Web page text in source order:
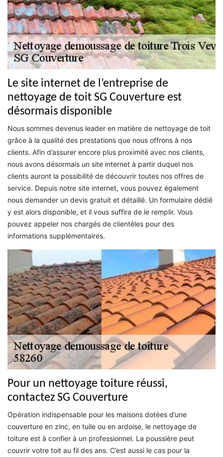
Le site internet de l’entreprise de
nettoyage de toit SG Couverture est
désormais disponible
Nous sommes devenus leader en matière de nettoyage de toit
grâce à la qualité des prestations que nous offrons à nos
clients. Afin d’assurer encore plus proximité avec nos clients,
nous avons désormais un site internet à partir duquel nos
clients auront la possibilité de découvrir toutes nos offres de
service. Depuis notre site internet, vous pouvez également
nous demander un devis gratuit et détaillé. Un formulaire dédié
y est alors disponible, et il vous suffira de le remplir. Vous
pouvez appeler nos chargés de clientèles pour des
informations supplémentaires.
Pour un nettoyage toiture réussi,
contactez SG Couverture
Opération indispensable pour les maisons dotées d’une
couverture en zinc, en tuile ou en ardoise, le nettoyage de
toiture est à confier à un professionnel. La poussière peut
couvrir votre toit au fil des ans. C’est aussi le cas pour la